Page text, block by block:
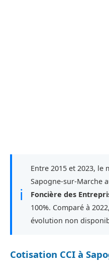
ℹ
Entre 2015 et 2023,
Sapogne-sur-Marche
Foncière des
100%. Comparé à
évolution non
Cotisation CCI à